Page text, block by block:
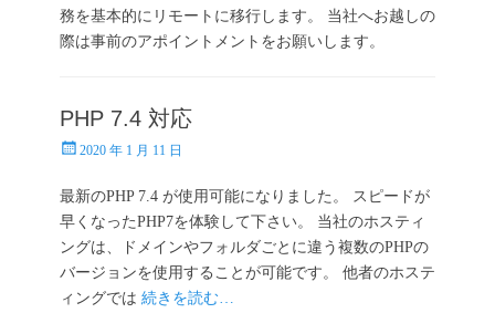
務を基本的にリモートに移行します。 当社へお越しの
際は事前のアポイントメントをお願いします。
PHP 7.4 対応
投
日
2020 年 1 月 11 日
最新のPHP 7.4 が使用可能になりました。 スピードが
早くなったPHP7を体験して下さい。 当社のホスティ
ングは、ドメインやフォルダごとに違う複数のPHPの
バージョンを使用することが可能です。 他者のホステ
ィングでは 続きを読む…